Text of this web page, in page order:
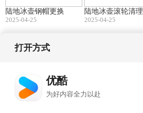
陆地冰壶钢帽更换
2025-04-25
陆地冰壶滚轮清理
2025-04-25
打开方式
优酷
为好内容全力以赴